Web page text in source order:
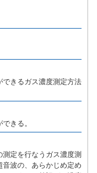
きるガス濃度測定方法
きる。
定を行なうガス濃度測
波の、あらかじめ定め